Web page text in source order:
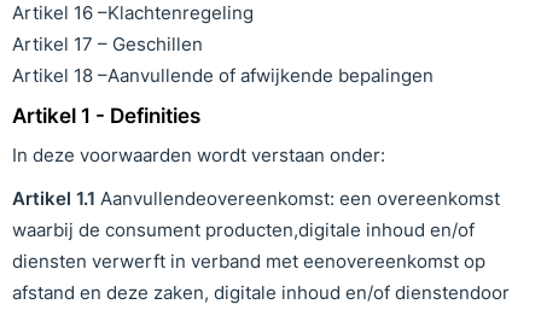
Artikel 16 –Klachtenregeling
Artikel 17 – Geschillen
Artikel 18 –Aanvullende of afwijkende bepalingen
Artikel 1 - Definities
In deze voorwaarden wordt verstaan onder:
Artikel 1.1 Aanvullendeovereenkomst: een overeenkomst
waarbij de consument producten,digitale inhoud en/of
diensten verwerft in verband met eenovereenkomst op
afstand en deze zaken, digitale inhoud en/of dienstendoor